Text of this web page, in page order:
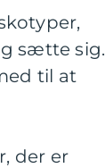
sætte sig.
til at
der er